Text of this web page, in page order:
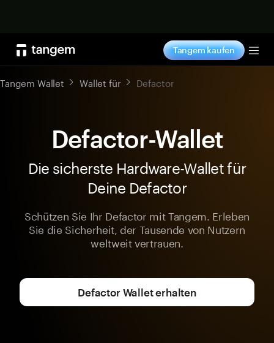
Tangem kaufen
Tangem Wallet Wallet für Defactor
Defactor-Wallet
Die sicherste Hardware-Wallet für
Deine Defactor
Schützen Sie Ihr Defactor mit Tangem. Erleben
Sie die Sicherheit, der Tausende von Nutzern
weltweit vertrauen.
Defactor Wallet erhalten